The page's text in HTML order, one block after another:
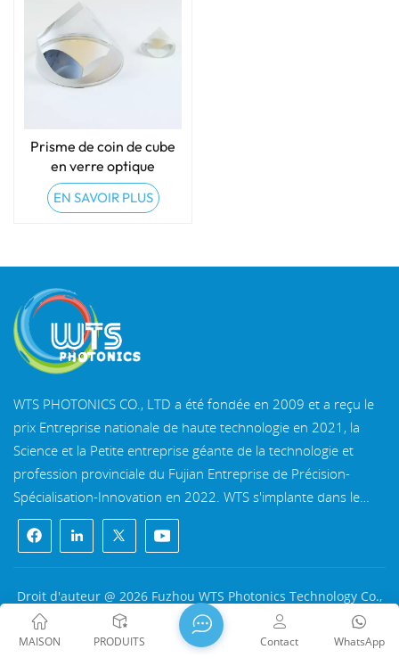
Prisme de coin de cube
en verre optique
personnalisé
EN SAVOIR PLUS
WTS PHOTONICS CO., LTD a été fondée en 2009 et a reçu le
prix Entreprise nationale de haute technologie en 2021, la
Science et la Petite entreprise géante de la technologie et
profession provinciale du Fujian Entreprise de Précision-
Spécialisation-Innovation en 2022. WTS s'implante dans le
belle ville côtière du sud-est, Fuzhou, une célèbre ville optique
en Chine. WTS dispose de 11 000 mètres carrés de
bâtiments d'usine standardisés, un groupe d'un personnel
technique qualifié et d'un système de traitement optique
complet, système de revêtement, système d'assemblage et
système de contrôle qualité. WTS fournit clients avec des
Droit d'auteur @ 2026 Fuzhou WTS Photonics Technology Co.,
Ltd. Tous droits réservés .
RÉSEAU PRIS EN CHARGE
闽ICP备2024080551号 Plan du site /Blog Xml/
MAISON PRODUITS WhatsApp
Contact